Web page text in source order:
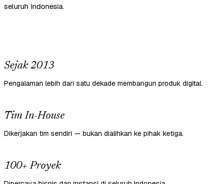
seluruh Indonesia.
Sejak 2013
Pengalaman lebih dari satu dekade membangun produk digital.
Tim In-House
Dikerjakan tim sendiri — bukan dialihkan ke pihak ketiga.
100+ Proyek